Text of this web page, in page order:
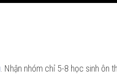
. Nhận nhóm chỉ 5-8 học sinh ôn